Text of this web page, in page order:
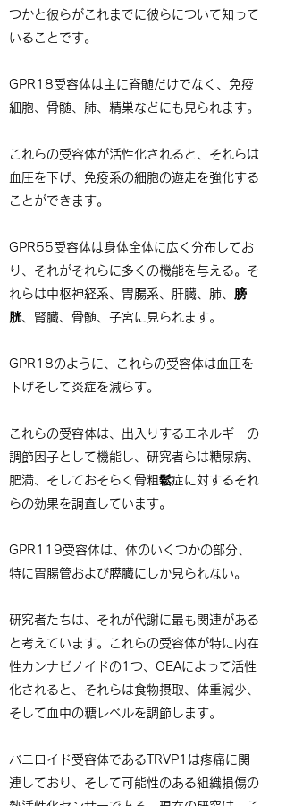
つかと彼らがこれまでに彼らについて知って
いることです。
GPR18受容体は主に脊髄だけでなく、免疫
細胞、骨髄、肺、精巣などにも見られます。
これらの受容体が活性化されると、それらは
血圧を下げ、免疫系の細胞の遊走を強化する
ことができます。
GPR55受容体は身体全体に広く分布してお
り、それがそれらに多くの機能を与える。そ
れらは中枢神経系、胃腸系、肝臓、肺、膀
胱、腎臓、骨髄、子宮に見られます。
GPR18のように、これらの受容体は血圧を
下げそして炎症を減らす。
これらの受容体は、出入りするエネルギーの
調節因子として機能し、研究者らは糖尿病、
肥満、そしておそらく骨粗鬆症に対するそれ
らの効果を調査しています。
GPR119受容体は、体のいくつかの部分、
特に胃腸管および膵臓にしか見られない。
研究者たちは、それが代謝に最も関連がある
と考えています。これらの受容体が特に内在
性カンナビノイドの1つ、OEAによって活性
化されると、それらは食物摂取、体重減少、
そして血中の糖レベルを調節します。
バニロイド受容体であるTRVP1は疼痛に関
連しており、そして可能性のある組織損傷の